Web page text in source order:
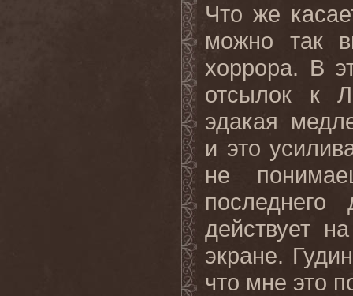
Что же
можно так
хоррора. В
отсылок к
эдакая
и это
не
действует
экране.
что мне это